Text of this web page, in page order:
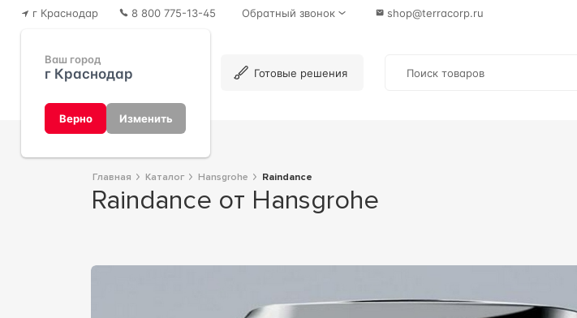
г Краснодар
Ваш город
г Краснодар
Верно Изменить
8 800 775-13-45 Обратный звонок shop@terracorp.ru
Готовые решения
Главная Каталог Hansgrohe Raindance
Raindance от Hansgrohe